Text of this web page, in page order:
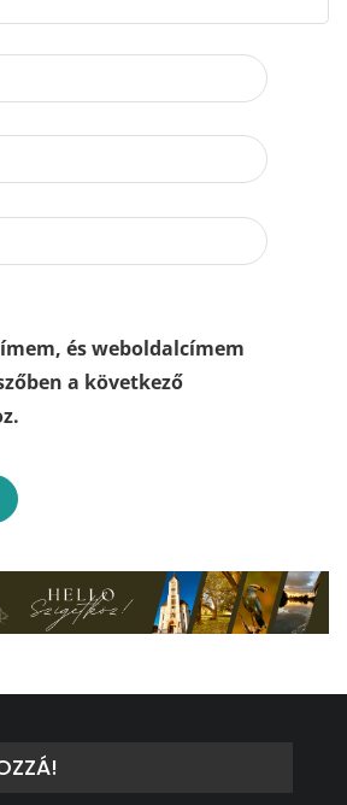
és weboldalcímem
a következő